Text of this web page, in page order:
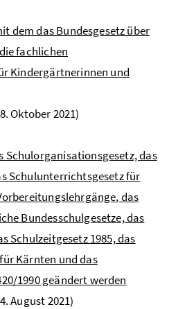
dem das Bundesgesetz über
fachlichen
Kindergärtnerinnen und
Oktober 2021)
Schulorganisationsgesetz, das
Schulunterrichtsgesetz für
das
Bundesschulgesetze, das
Schulzeitgesetz 1985, das
Kärnten und das
1990 geändert werden
August 2021)